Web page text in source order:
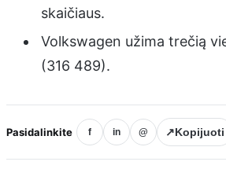
skaičiaus.
Volkswagen užima trečią
(316 489).
Pasidalinkite f in @ ↗Kopijuoti